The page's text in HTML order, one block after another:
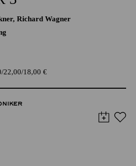
Richard Wagner
22,00 18,00 €